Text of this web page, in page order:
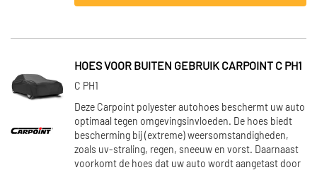
HOES VOOR BUITEN GEBRUIK CARPOINT C PH1
C PH1
Deze Carpoint polyester autohoes beschermt uw auto
optimaal tegen omgevingsinvloeden. De hoes biedt
bescherming bij (extreme) weersomstandigheden,
zoals uv-straling, regen, sneeuw en vorst. Daarnaast
voorkomt de hoes dat uw auto wordt aangetast door